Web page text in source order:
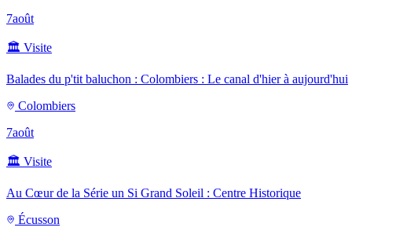
7août
🏛️ Visite
Balades du p'tit baluchon : Colombiers : Le canal d'hier à aujourd'hui
Colombiers
7août
🏛️ Visite
Au Cœur de la Série un Si Grand Soleil : Centre Historique
Écusson